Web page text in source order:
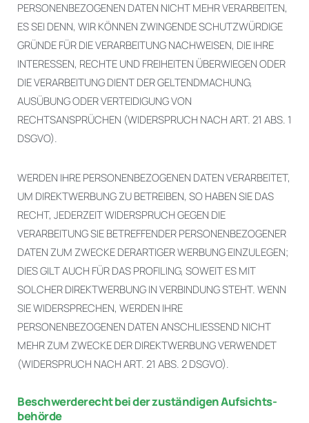
PERSONENBEZOGENEN DATEN NICHT MEHR VERARBEITEN,
ES SEI DENN, WIR KÖNNEN ZWINGENDE SCHUTZWÜRDIGE
GRÜNDE FÜR DIE VERARBEITUNG NACHWEISEN, DIE IHRE
INTERESSEN, RECHTE UND FREIHEITEN ÜBERWIEGEN ODER
DIE VERARBEITUNG DIENT DER GELTENDMACHUNG,
AUSÜBUNG ODER VERTEIDIGUNG VON
RECHTSANSPRÜCHEN (WIDERSPRUCH NACH ART. 21 ABS. 1
DSGVO).
WERDEN IHRE PERSONENBEZOGENEN DATEN VERARBEITET,
UM DIREKTWERBUNG ZU BETREIBEN, SO HABEN SIE DAS
RECHT, JEDERZEIT WIDERSPRUCH GEGEN DIE
VERARBEITUNG SIE BETREFFENDER PERSONENBEZOGENER
DATEN ZUM ZWECKE DERARTIGER WERBUNG EINZULEGEN;
DIES GILT AUCH FÜR DAS PROFILING, SOWEIT ES MIT
SOLCHER DIREKTWERBUNG IN VERBINDUNG STEHT. WENN
SIE WIDERSPRECHEN, WERDEN IHRE
PERSONENBEZOGENEN DATEN ANSCHLIESSEND NICHT
MEHR ZUM ZWECKE DER DIREKTWERBUNG VERWENDET
(WIDERSPRUCH NACH ART. 21 ABS. 2 DSGVO).
Beschwerde­recht bei der zuständigen Aufsichts­
behörde